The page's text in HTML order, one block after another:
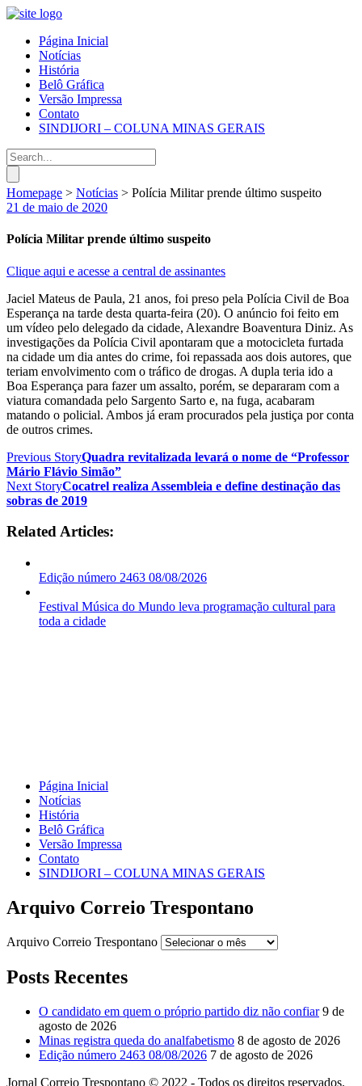
Página Inicial
Notícias
História
Belô Gráfica
Versão Impressa
Contato
SINDIJORI – COLUNA MINAS GERAIS
Homepage > Notícias > Polícia Militar prende último suspeito
21 de maio de 2020
Polícia Militar prende último suspeito
Clique aqui e acesse a central de assinantes
Jaciel Mateus de Paula, 21 anos, foi preso pela Polícia Civil de Boa
Esperança na tarde desta quarta-feira (20). O anúncio foi feito em
um vídeo pelo delegado da cidade, Alexandre Boaventura Diniz. As
investigações da Polícia Civil apontaram que a motocicleta furtada
na cidade um dia antes do crime, foi repassada aos dois autores, que
teriam envolvimento com o tráfico de drogas. A dupla teria ido a
Boa Esperança para fazer um assalto, porém, se depararam com a
viatura comandada pelo Sargento Sarto e, na fuga, acabaram
matando o policial. Ambos já eram procurados pela justiça por conta
de outros crimes.
Previous StoryQuadra revitalizada levará o nome de “Professor
Mário Flávio Simão”
Next StoryCocatrel realiza Assembleia e define destinação das
sobras de 2019
Related Articles:
Edição número 2463 08/08/2026
Festival Música do Mundo leva programação cultural para
toda a cidade
Página Inicial
Notícias
História
Belô Gráfica
Versão Impressa
Contato
SINDIJORI – COLUNA MINAS GERAIS
Arquivo Correio Trespontano
Arquivo Correio Trespontano
Posts Recentes
O candidato em quem o próprio partido diz não confiar 9 de
agosto de 2026
Minas registra queda do analfabetismo 8 de agosto de 2026
Edição número 2463 08/08/2026 7 de agosto de 2026
Jornal Correio Trespontano © 2022 - Todos os direitos reservados.